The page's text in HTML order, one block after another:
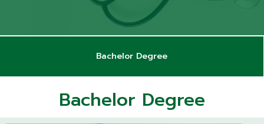
Bachelor Degree
Bachelor Degree